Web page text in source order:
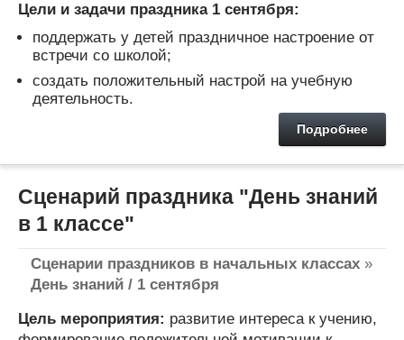
Цели и задачи праздника 1 сентября:
поддержать у детей праздничное настроение от
встречи со школой;
создать положительный настрой на учебную
деятельность.
Подробнее
Сценарий праздника "День знаний
в 1 классе"
Сценарии праздников в начальных классах »
День знаний / 1 сентября
Цель мероприятия: развитие интереса к учению,